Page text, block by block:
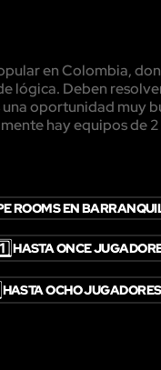
en Colombia,
lógica. Deben
oportunidad muy
hay equipos de
ROOMS EN
HASTA ONCE
HASTA OCHO JUGADORES